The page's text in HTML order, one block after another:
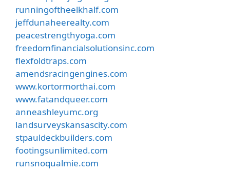
runningoftheelkhalf.com
jeffdunaheerealty.com
peacestrengthyoga.com
freedomfinancialsolutionsinc.com
flexfoldtraps.com
amendsracingengines.com
www.kortormorthai.com
www.fatandqueer.com
anneashleyumc.org
landsurveyskansascity.com
stpauldeckbuilders.com
footingsunlimited.com
runsnoqualmie.com